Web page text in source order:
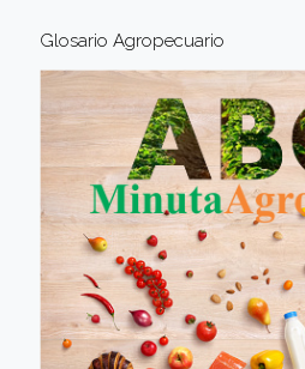
Glosario Agropecuario